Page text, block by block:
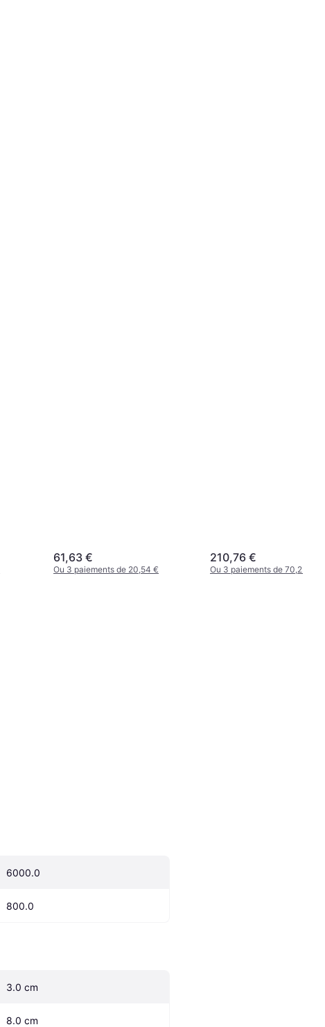
61,63 €
Ou 3 paiements de 20,54 €
210,76 €
Ou 3 paiements de 70,25 €
6000.0
800.0
3.0 cm
8.0 cm